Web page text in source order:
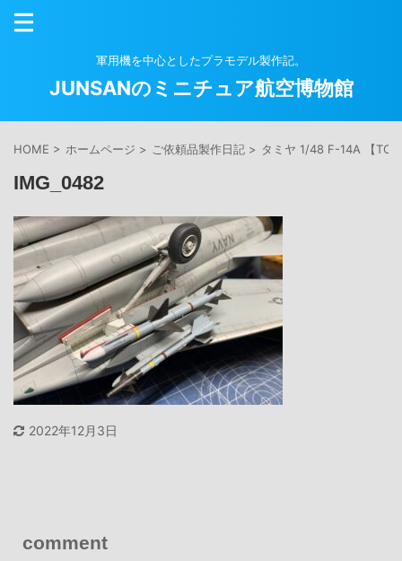
軍用機を中心としたプラモデル製作記。
JUNSANのミニチュア航空博物館
HOME > ホームページ > ご依頼品製作日記 > タミヤ 1/48 F-14A 【
IMG_0482
2022年12月3日
comment